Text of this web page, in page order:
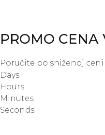
PROMO CENA
Poručite po sniženoj
Days
Hours
Minutes
Seconds